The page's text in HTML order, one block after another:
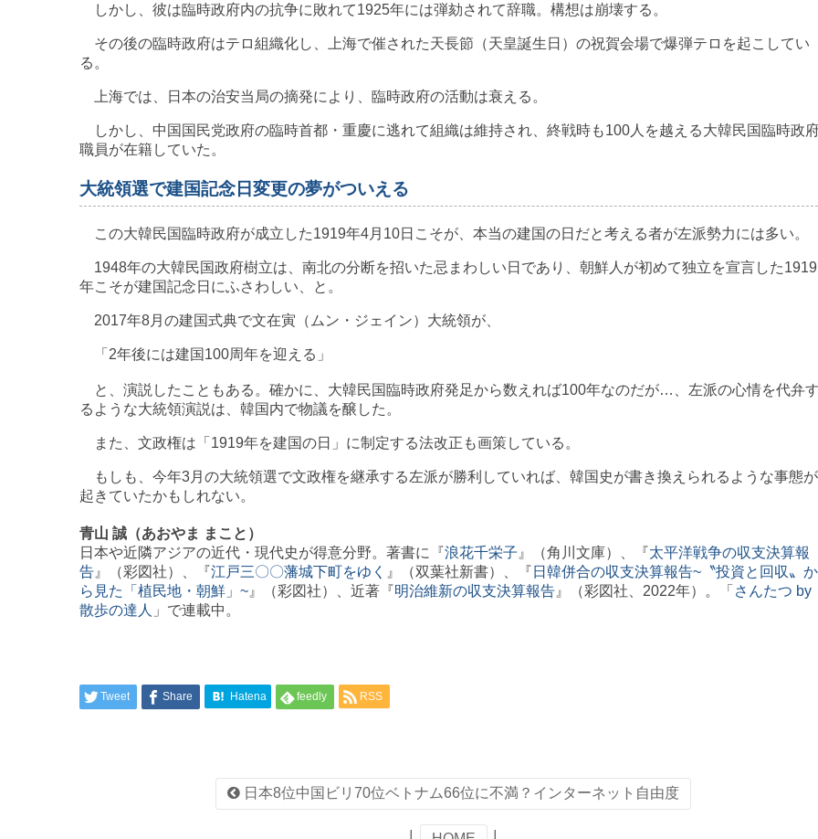
しかし、彼は臨時政府内の抗争に敗れて1925年には弾劾されて辞職。構想は崩壊する。
その後の臨時政府はテロ組織化し、上海で催された天長節（天皇誕生日）の祝賀会場で爆弾テロを起こしてい
る。
上海では、日本の治安当局の摘発により、臨時政府の活動は衰える。
しかし、中国国民党政府の臨時首都・重慶に逃れて組織は維持され、終戦時も100人を越える大韓民国臨時政
職員が在籍していた。
大統領選で建国記念日変更の夢がついえる
この大韓民国臨時政府が成立した1919年4月10日こそが、本当の建国の日だと考える者が左派勢力には多い。
1948年の大韓民国政府樹立は、南北の分断を招いた忌まわしい日であり、朝鮮人が初めて独立を宣言した1919
年こそが建国記念日にふさわしい、と。
2017年8月の建国式典で文在寅（ムン・ジェイン）大統領が、
「2年後には建国100周年を迎える」
と、演説したこともある。確かに、大韓民国臨時政府発足から数えれば100年なのだが…、左派の心情を代弁
るような大統領演説は、韓国内で物議を醸した。
また、文政権は「1919年を建国の日」に制定する法改正も画策している。
もしも、今年3月の大統領選で文政権を継承する左派が勝利していれば、韓国史が書き換えられるような事態が
起きていたかもしれない。
青山 誠（あおやま まこと）
日本や近隣アジアの近代・現代史が得意分野。著書に『浪花千栄子 』（角川文庫）、『太平洋戦争の収支決算報
告 』（彩図社）、『江戸三〇〇藩城下町をゆく 』（双葉社新書）、『 日韓併合の収支決算報告~〝投資と回収〟か
ら見た「植民地・朝鮮」~ 』（彩図社）、近著『明治維新の収支決算報告 』（彩図社、2022年）。「 さんたつ by
散歩の達人 」で連載中。
Tweet Share Hatena feedly RSS
日本8位中国ビリ70位ベトナム66位に不満？インターネット自由度